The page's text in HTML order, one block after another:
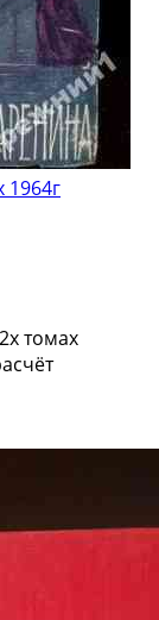
1964г
томах